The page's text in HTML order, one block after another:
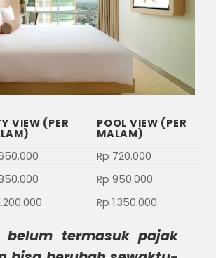
VIEW (PER POOL VIEW (PER
MALAM)
Rp 720.000
Rp 950.000
Rp 1.350.000
belum termasuk pajak